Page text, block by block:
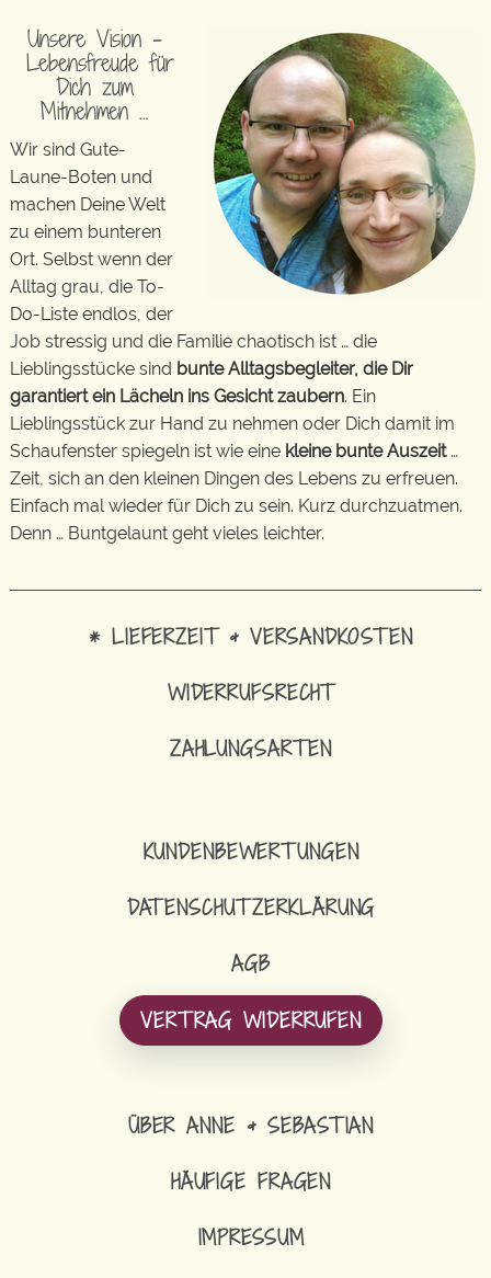
Unsere Vision –
Lebensfreude für
Dich zum
Mitnehmen …
Wir sind Gute-
Laune-Boten und
machen Deine Welt
zu einem bunteren
Ort. Selbst wenn der
Alltag grau, die To-
Do-Liste endlos, der
Job stressig und die Familie chaotisch ist … die
Lieblingsstücke sind bunte Alltagsbegleiter, die Dir
garantiert ein Lächeln ins Gesicht zaubern. Ein
Lieblingsstück zur Hand zu nehmen oder Dich damit im
Schaufenster spiegeln ist wie eine kleine bunte Auszeit…
Zeit, sich an den kleinen Dingen des Lebens zu erfreuen.
Einfach mal wieder für Dich zu sein. Kurz durchzuatmen.
Denn … Buntgelaunt geht vieles leichter.
* LIEFERZEIT & VERSANDKOSTEN
WIDERRUFSRECHT
ZAHLUNGSARTEN
KUNDENBEWERTUNGEN
DATENSCHUTZERKLÄRUNG
AGB
VERTRAG WIDERRUFEN
ÜBER ANNE & SEBASTIAN
HÄUFIGE FRAGEN
IMPRESSUM